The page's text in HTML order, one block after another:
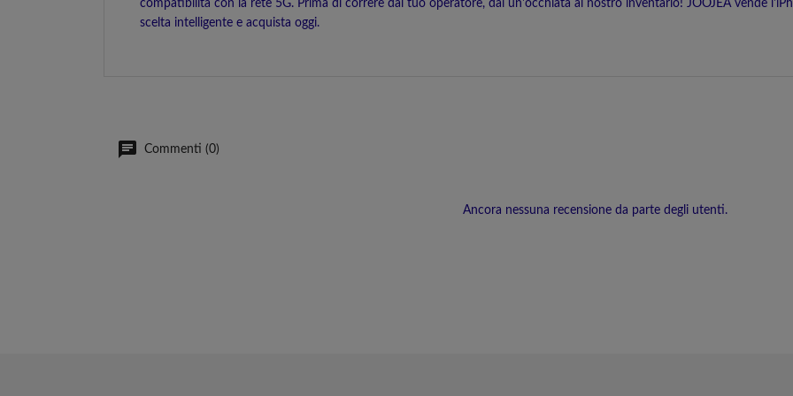
compatibilità con la rete 5G. Prima di correre dal tuo operatore, dai un'occhiata al nostro inventario! JOOJEA vende
scelta intelligente e acquista oggi.
Commenti (0)
Ancora nessuna recensione da parte degli utenti.